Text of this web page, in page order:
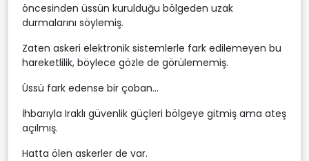
öncesinden üssün kurulduğu bölgeden uzak
durmalarını söylemiş.
Zaten askeri elektronik sistemlerle fark edilemeyen bu
hareketlilik, böylece gözle de görülememiş.
Üssü fark edense bir çoban...
İhbarıyla Iraklı güvenlik güçleri bölgeye gitmiş ama ateş
açılmış.
Hatta ölen askerler de var.